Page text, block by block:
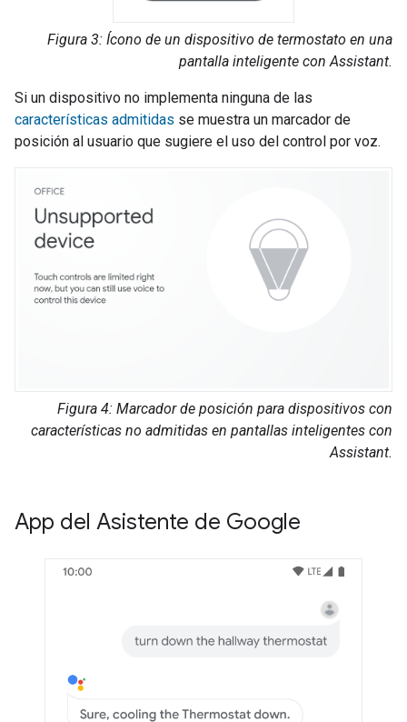
Figura 3: Ícono de un dispositivo de termostato en una
pantalla inteligente conAssistant.
Si un dispositivo no implementa ninguna de las
características admitidas se muestra un marcador de
posición al usuario que sugiere el uso del control por voz.
Figura 4: Marcador de posición para dispositivos con
características no admitidas en pantallas inteligentes con
Assistant.
App del Asistente de Google